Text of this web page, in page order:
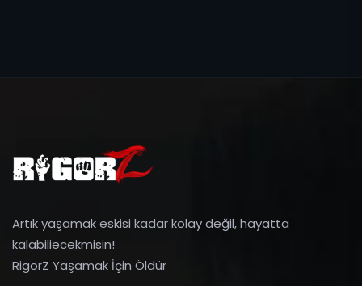
Artık yaşamak eskisi kadar kolay değil, hayatta
kalabiliecekmisin!
RigorZ Yaşamak İçin Öldür